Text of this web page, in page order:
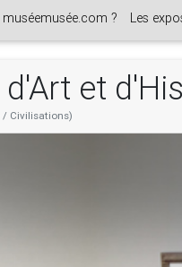
muséemusée.com ? Les
d'Art et
/ Civilisations)